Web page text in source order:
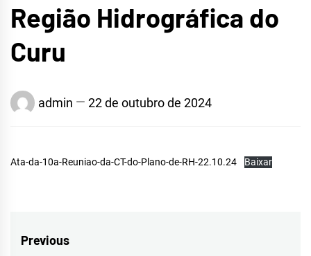
Região Hidrográfica do
Curu
admin 22 de outubro de 2024
Ata-da-10a-Reuniao-da-CT-do-Plano-de-RH-22.10.24 Baixar
Navegação
Previous